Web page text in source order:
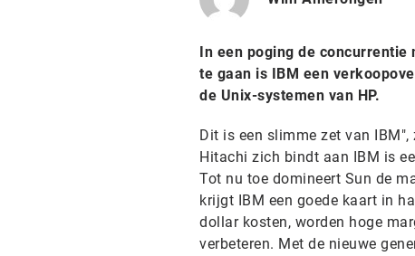
In een poging de concurrentie
te gaan is IBM een
de Unix-systemen van HP.
Dit is een slimme zet van
Hitachi zich bindt aan IBM is
Tot nu toe domineert Sun de
krijgt IBM een goede kaart in
dollar kosten, worden hoge
verbeteren. Met de nieuwe